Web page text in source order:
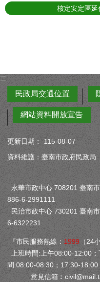
核定安定區延
:::
民政局交通位置
網站資料開放宣告
更新日期：
115-08-07
資料維護：臺南市政府民政局
永華市政中心 708201 臺南
886-6-2991111
民治市政中心 730201 臺
6-6322231
『市民服務熱線： 1999 （24
上班時間:上午08:00-12:00
間:08:00-08:30；17:30-18:00
意見信箱︰